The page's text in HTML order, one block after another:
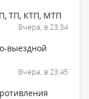
ТП, КТП, МТП
Вчера, в 23:34
выездной
Вчера, в 23:45